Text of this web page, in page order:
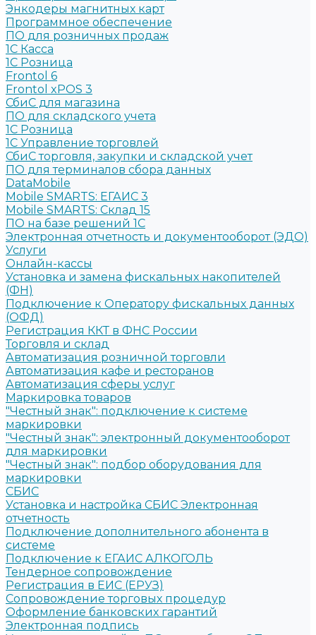
Энкодеры магнитных карт
Программное обеспечение
ПО для розничных продаж
1C Касса
1С Розница
Frontol 6
Frontol xPOS 3
СбиС для магазина
ПО для складского учета
1C Розница
1С Управление торговлей
СбиС торговля, закупки и складской учет
ПО для терминалов сбора данных
DataMobile
Mobile SMARTS: ЕГАИС 3
Mobile SMARTS: Склад 15
ПО на базе решений 1С
Электронная отчетность и документооборот (ЭДО)
Услуги
Онлайн-кассы
Установка и замена фискальных накопителей
(ФН)
Подключение к Оператору фискальных данных
(ОФД)
Регистрация ККТ в ФНС России
Торговля и склад
Автоматизация розничной торговли
Автоматизация кафе и ресторанов
Автоматизация сферы услуг
Маркировка товаров
"Честный знак": подключение к системе
маркировки
"Честный знак": электронный документооборот
для маркировки
"Честный знак": подбор оборудования для
маркировки
СБИС
Установка и настройка СБИС Электронная
отчетность
Подключение дополнительного абонента в
системе
Подключение к ЕГАИС АЛКОГОЛЬ
Тендерное сопровождение
Регистрация в ЕИС (ЕРУЗ)
Сопровождение торговых процедур
Оформление банковских гарантий
Электронная подпись